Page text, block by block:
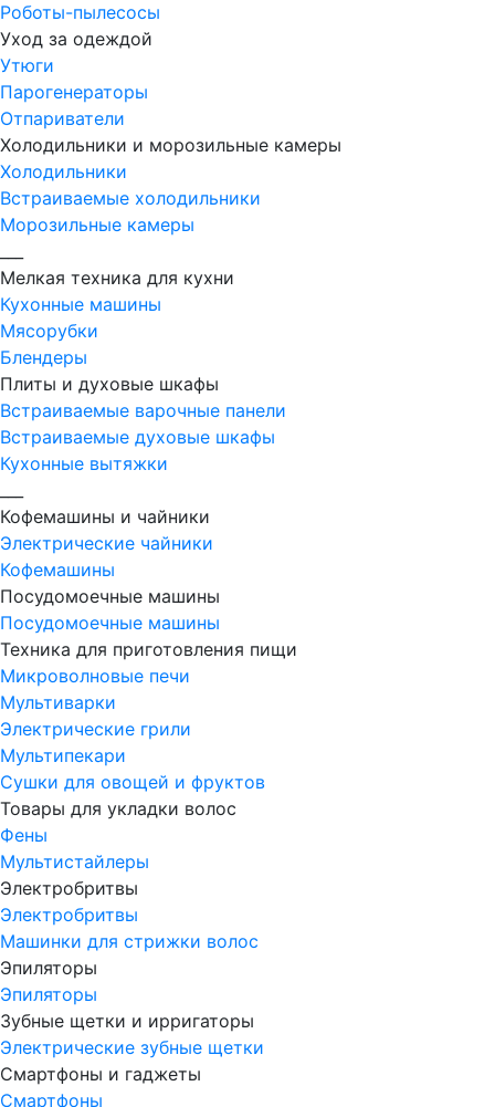
Роботы-пылесосы
Уход за одеждой
Утюги
Парогенераторы
Отпариватели
Холодильники и морозильные камеры
Холодильники
Встраиваемые холодильники
Морозильные камеры
Мелкая техника для кухни
Кухонные машины
Мясорубки
Блендеры
Плиты и духовые шкафы
Встраиваемые варочные панели
Встраиваемые духовые шкафы
Кухонные вытяжки
Кофемашины и чайники
Электрические чайники
Кофемашины
Посудомоечные машины
Посудомоечные машины
Техника для приготовления пищи
Микроволновые печи
Мультиварки
Электрические грили
Мультипекари
Сушки для овощей и фруктов
Товары для укладки волос
Фены
Мультистайлеры
Электробритвы
Электробритвы
Машинки для стрижки волос
Эпиляторы
Эпиляторы
Зубные щетки и ирригаторы
Электрические зубные щетки
Смартфоны и гаджеты
Смартфоны